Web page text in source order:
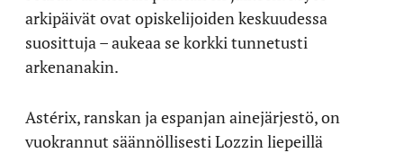
arkipäivät ovat opiskelijoiden keskuudessa
suosittuja – aukeaa se korkki tunnetusti
arkenanakin.
Astérix, ranskan ja espanjan ainejärjestö, on
vuokrannut säännöllisesti Lozzin liepeillä